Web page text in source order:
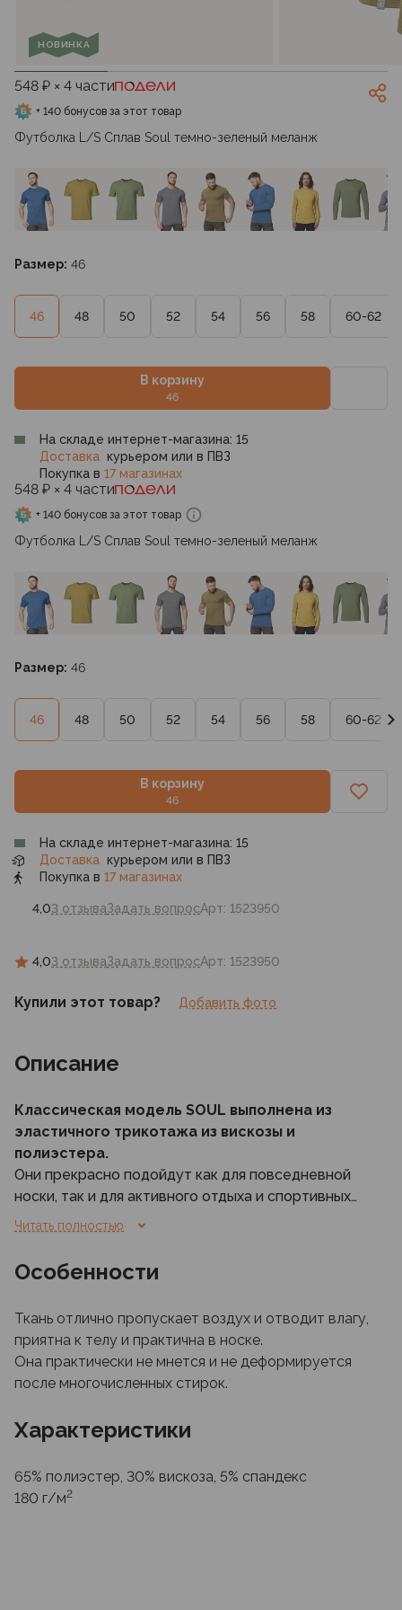
НОВИНКА
548 ₽ × 4 части
+ 140 бонусов за этот товар
Футболка L/S Сплав Soul темно-зеленый меланж
Размер: 46
46 48 50 52 54 56 58 60-62
В корзину
46
4,03 отзываЗадать вопросАрт: 1523950
На складе интернет-магазина: 15
Доставка курьером или в ПВЗ
Покупка в 17 магазинах
548 ₽ × 4 части
+ 140 бонусов за этот товар
Футболка L/S Сплав Soul темно-зеленый меланж
Размер: 46
46 48 50 52 54 56 58 60-62
В корзину
46
4,03 отзываЗадать вопросАрт: 1523950
На складе интернет-магазина: 15
Доставка курьером или в ПВЗ
Покупка в 17 магазинах
Купили этот товар? Добавить фото
Описание
Классическая модель SOUL выполнена из
эластичного трикотажа из вискозы и
полиэстера.
Они прекрасно подойдут как для повседневной
носки, так и для активного отдыха и спортивных
тренировок. Модели лёгкие и свободные.
Читать полностью
Особенности
Ткань отлично пропускает воздух и отводит влагу,
приятна к телу и практична в носке.
Она практически не мнется и не деформируется
после многочисленных стирок.
Характеристики
65% полиэстер, 30% вискоза, 5% спандекс
180 г/м2